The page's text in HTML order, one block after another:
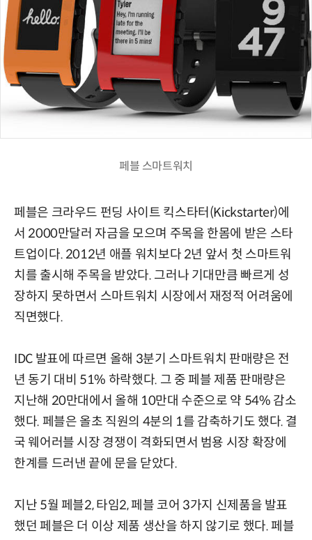
페블 스마트워치
페블은 크라우드 펀딩 사이트 킥스타터(Kickstarter)에
서 2000만달러 자금을 모으며 주목을 한몸에 받은 스타
트업이다. 2012년 애플 워치보다 2년 앞서 첫 스마트워
치를 출시해 주목을 받았다. 그러나 기대만큼 빠르게 성
장하지 못하면서 스마트워치 시장에서 재정적 어려움에
직면했다.
IDC 발표에 따르면 올해 3분기 스마트워치 판매량은 전
년 동기 대비 51% 하락했다. 그 중 페블 제품 판매량은
지난해 20만대에서 올해 10만대 수준으로 약 54% 감소
했다. 페블은 올초 직원의 4분의 1를 감축하기도 했다. 결
국 웨어러블 시장 경쟁이 격화되면서 범용 시장 확장에
한계를 드러낸 끝에 문을 닫았다.
지난 5월 페블2, 타임2, 페블 코어 3가지 신제품을 발표
했던 페블은 더 이상 제품 생산을 하지 않기로 했다. 페블